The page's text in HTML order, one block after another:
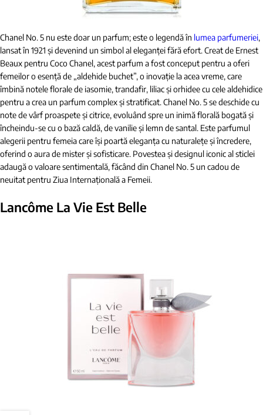
Chanel No. 5 nu este doar un parfum; este o legendă în lumea parfumeriei,
lansat în 1921 și devenind un simbol al eleganței fără efort. Creat de Ernest
Beaux pentru Coco Chanel, acest parfum a fost conceput pentru a oferi
femeilor o esență de „aldehide buchet”, o inovație la acea vreme, care
îmbină notele florale de iasomie, trandafir, liliac și orhidee cu cele aldehidice
pentru a crea un parfum complex și stratificat. Chanel No. 5 se deschide cu
note de vârf proaspete și citrice, evoluând spre un inimă florală bogată și
încheindu-se cu o bază caldă, de vanilie și lemn de santal. Este parfumul
alegerii pentru femeia care își poartă eleganța cu naturalețe și încredere,
oferind o aura de mister și sofisticare. Povestea și designul iconic al sticlei
adaugă o valoare sentimentală, făcând din Chanel No. 5 un cadou de
neuitat pentru Ziua Internațională a Femeii.
Lancôme La Vie Est Belle